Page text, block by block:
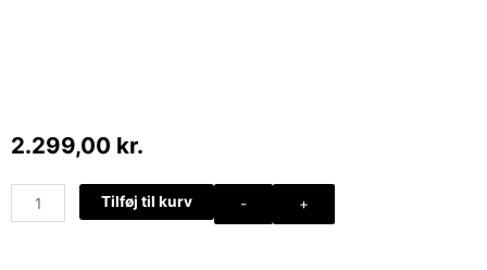
2.299,00 kr.
-
Firkantet
sofabord
+
Tilføj til kurv